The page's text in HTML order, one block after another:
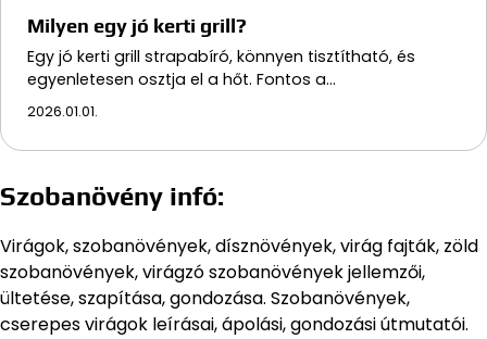
Milyen egy jó kerti grill?
Egy jó kerti grill strapabíró, könnyen tisztítható, és
egyenletesen osztja el a hőt. Fontos a…
2026.01.01.
Szobanövény infó:
Virágok, szobanövények, dísznövények, virág fajták, zöld
szobanövények, virágzó szobanövények jellemzői,
ültetése, szapítása, gondozása. Szobanövények,
cserepes virágok leírásai, ápolási, gondozási útmutatói.